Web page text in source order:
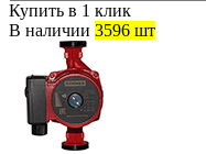
Купить в 1 клик
В наличии 3596 шт